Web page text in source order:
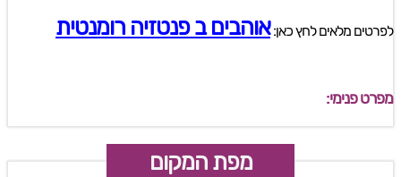
לפרטים מלאים לחץ כאן:אוהבים ב פנטזיה רומנטית
מפרט פנימי:
מפת המקום